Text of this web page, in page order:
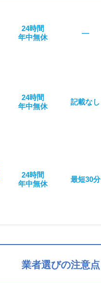
24時間
年中無休
―
24時間
年中無休
記載なし
24時間
年中無休
最短30分
業者選びの注意点